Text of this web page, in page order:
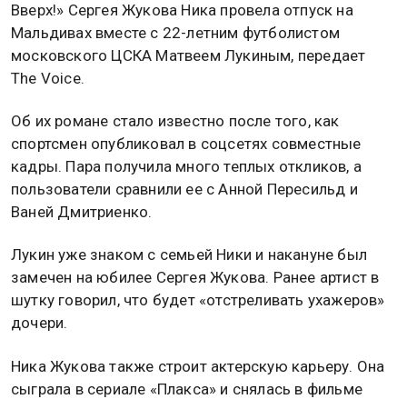
Вверх!» Сергея Жукова Ника провела отпуск на
Мальдивах вместе с 22-летним футболистом
московского ЦСКА Матвеем Лукиным, передает
The Voice.
Об их романе стало известно после того, как
спортсмен опубликовал в соцсетях совместные
кадры. Пара получила много теплых откликов, а
пользователи сравнили ее с Анной Пересильд и
Ваней Дмитриенко.
Лукин уже знаком с семьей Ники и накануне был
замечен на юбилее Сергея Жукова. Ранее артист в
шутку говорил, что будет «отстреливать ухажеров»
дочери.
Ника Жукова также строит актерскую карьеру. Она
сыграла в сериале «Плакса» и снялась в фильме